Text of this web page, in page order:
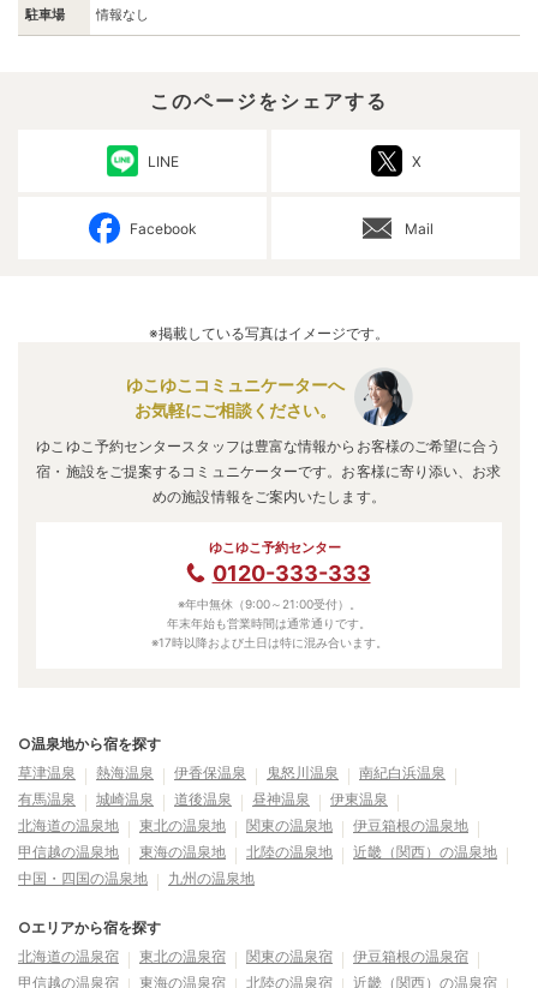
駐車場 情報なし
このページをシェアする
LINE X
Facebook Mail
※掲載している写真はイメージです。
ゆこゆこコミュニケーターへ
お気軽にご相談ください。
ゆこゆこ予約センタースタッフは豊富な情報からお客様のご希望に合う
宿・施設をご提案するコミュニケーターです。お客様に寄り添い、お求
めの施設情報をご案内いたします。
ゆこゆこ予約センター
0120-333-333
※年中無休（9:00～21:00受付）。
年末年始も営業時間は通常通りです。
※17時以降および土日は特に混み合います。
○温泉地から宿を探す
草津温泉
熱海温泉 伊香保温泉 鬼怒川温泉
南紀白浜温泉
有馬温泉
城崎温泉 道後温泉 昼神温泉
伊東温泉
北海道の温泉地
東北の温泉地 関東の温泉地
伊豆箱根の温泉地
甲信越の温泉地
東海の温泉地 北陸の温泉地
近畿（関西）の温泉地
中国・四国の温泉地
九州の温泉地
○エリアから宿を探す
北海道の温泉宿
東北の温泉宿 関東の温泉宿
伊豆箱根の温泉宿
甲信越の温泉宿
東海の温泉宿 北陸の温泉宿 近畿（関西）の温泉宿